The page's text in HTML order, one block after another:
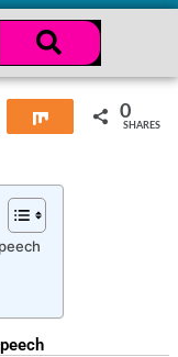
Share 0
SHARES